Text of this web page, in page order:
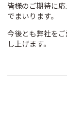
皆様のご期待に
でまいります。
今後とも弊社を
し上げます。